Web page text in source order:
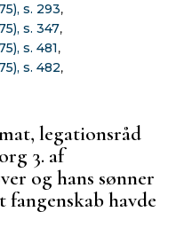
s. 293,
s. 347,
s. 481,
s. 482,
legationsråd
3. af
og hans sønner
fangenskab havde